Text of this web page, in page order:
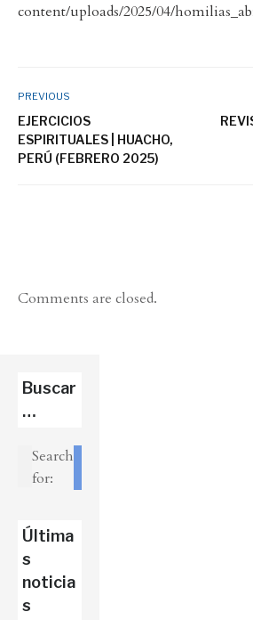
content/uploads/2025/04/
PREVIOUS
EJERCICIOS
ESPIRITUALES | HUACHO,
PERÚ (FEBRERO 2025)
Comments are closed.
Buscar
…
Search
for:
Última
s
noticia
s